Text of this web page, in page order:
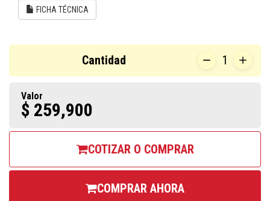
FICHA TÉCNICA
Cantidad 1
Valor
$ 259,900
COTIZAR O COMPRAR
COMPRAR AHORA